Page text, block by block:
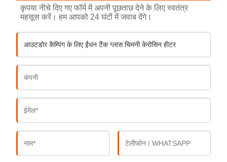
कृपया नीचे दिए गए फॉर्म में अपनी पूछताछ देने के लिए स्वतंत्र
महसूस करें। हम आपको 24 घंटों में जवाब देंगे।